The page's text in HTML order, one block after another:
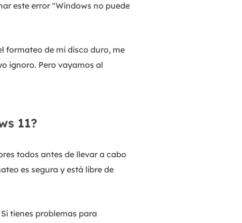
este error "Windows no puede
formateo de mi disco duro, me
ignoro. Pero vayamos al
11?
todos antes de llevar a cabo
es segura y está libre de
tienes problemas para